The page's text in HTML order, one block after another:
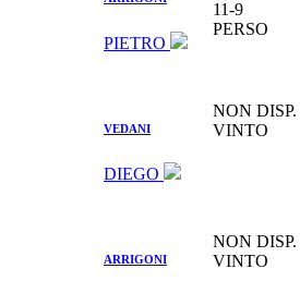
PIETRO
11-9
PERSO
VEDANI
DIEGO
NON DISP.
VINTO
ARRIGONI
NON DISP.
VINTO